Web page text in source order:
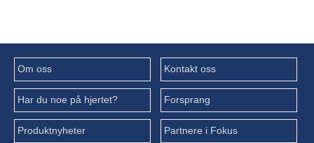
Om oss Kontakt oss
Har du noe på hjertet? Forsprang
Produktnyheter Partnere i Fokus